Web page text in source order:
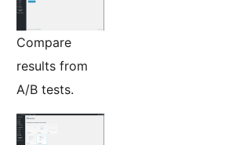
Compare
results from
A/B tests.